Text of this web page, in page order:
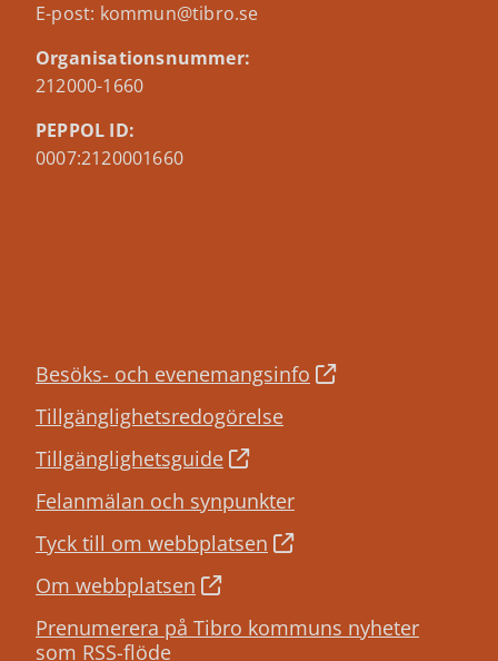
E-post: kommun@tibro.se
Organisationsnummer:
212000-1660
PEPPOL ID:
0007:2120001660
Besöks- och evenemangsinfo
Tillgänglighetsredogörelse
Tillgänglighetsguide
Felanmälan och synpunkter
Tyck till om webbplatsen
Om webbplatsen
Prenumerera på Tibro kommuns nyheter
som RSS-flöde